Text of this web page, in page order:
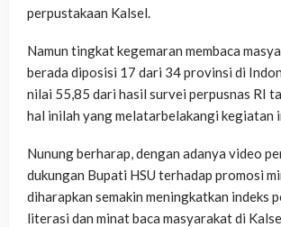
perpustakaan Kalsel.
Namun tingkat kegemaran membaca
berada diposisi 17 dari 34 provinsi di
nilai 55,85 dari hasil survei perpusnas RI
hal inilah yang melatarbelakangi kegiatan
Nunung berharap, dengan adanya video
dukungan Bupati HSU terhadap promosi
diharapkan semakin meningkatkan indeks
literasi dan minat baca masyarakat di